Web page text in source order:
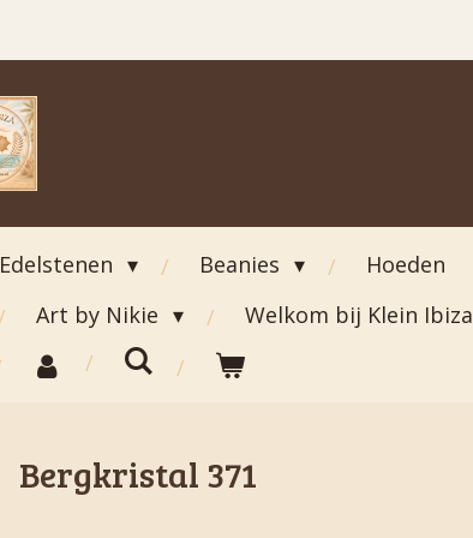
Edelstenen Beanies
Hoeden
Art by Nikie
Welkom bij Klein Ibiza
Bergkristal 371